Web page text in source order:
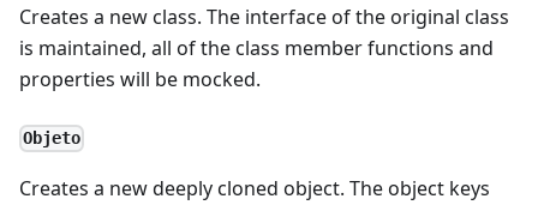
Creates a new class. The interface of the original class
is maintained, all of the class member functions and
properties will be mocked.
Objeto
Creates a new deeply cloned object. The object keys